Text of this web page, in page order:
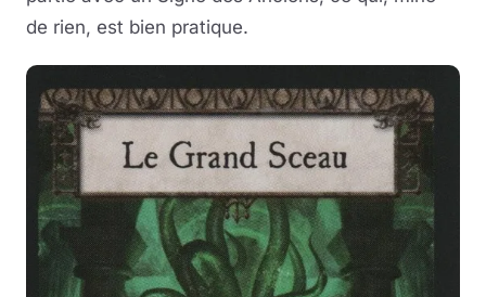
de rien, est bien pratique.